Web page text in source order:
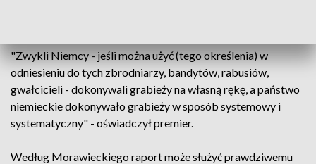
"Zwykli Niemcy - jeśli można użyć (tego określenia) w
odniesieniu do tych zbrodniarzy, bandytów, rabusiów,
gwałcicieli - dokonywali grabieży na własną rękę, a państwo
niemieckie dokonywało grabieży w sposób systemowy i
systematyczny" - oświadczył premier.
Według Morawieckiego raport może służyć prawdziwemu